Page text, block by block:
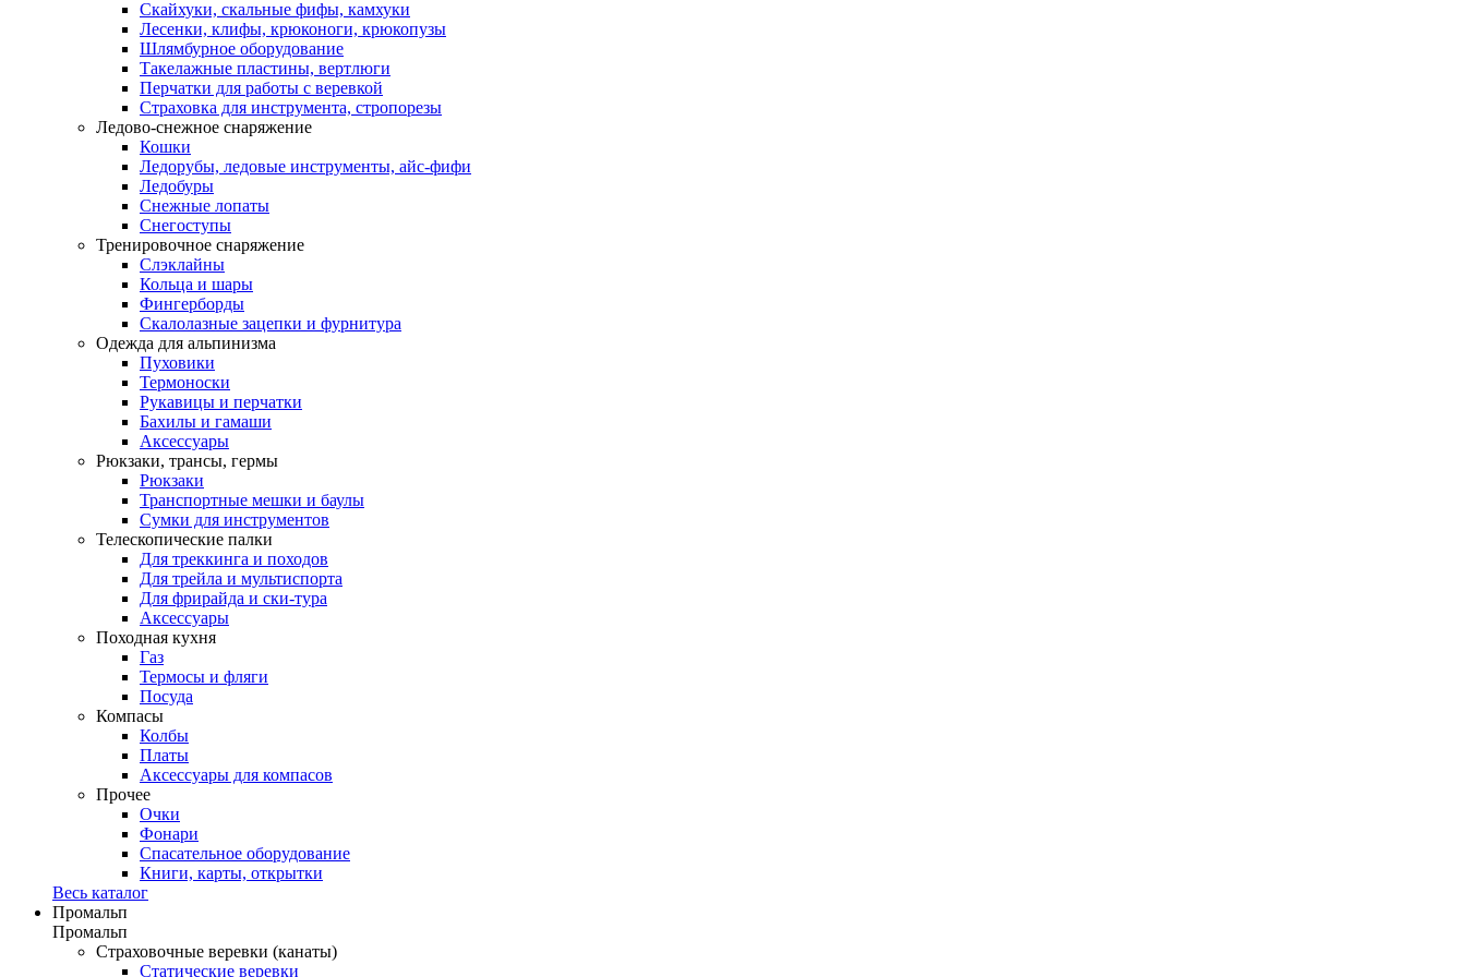
Скайхуки, скальные фифы, камхуки
Лесенки, клифы, крюконоги, крюкопузы
Шлямбурное оборудование
Такелажные пластины, вертлюги
Перчатки для работы с веревкой
Страховка для инструмента, стропорезы
Ледово-снежное снаряжение
Кошки
Ледорубы, ледовые инструменты, айс-фифи
Ледобуры
Снежные лопаты
Снегоступы
Тренировочное снаряжение
Слэклайны
Кольца и шары
Фингерборды
Скалолазные зацепки и фурнитура
Одежда для альпинизма
Пуховики
Термоноски
Рукавицы и перчатки
Бахилы и гамаши
Аксессуары
Рюкзаки, трансы, гермы
Рюкзаки
Транспортные мешки и баулы
Сумки для инструментов
Телескопические палки
Для треккинга и походов
Для трейла и мультиспорта
Для фрирайда и ски-тура
Аксессуары
Походная кухня
Газ
Термосы и фляги
Посуда
Компасы
Колбы
Платы
Аксессуары для компасов
Прочее
Очки
Фонари
Спасательное оборудование
Книги, карты, открытки
Весь каталог
Промальп
Промальп
Страховочные веревки (канаты)
Статические веревки